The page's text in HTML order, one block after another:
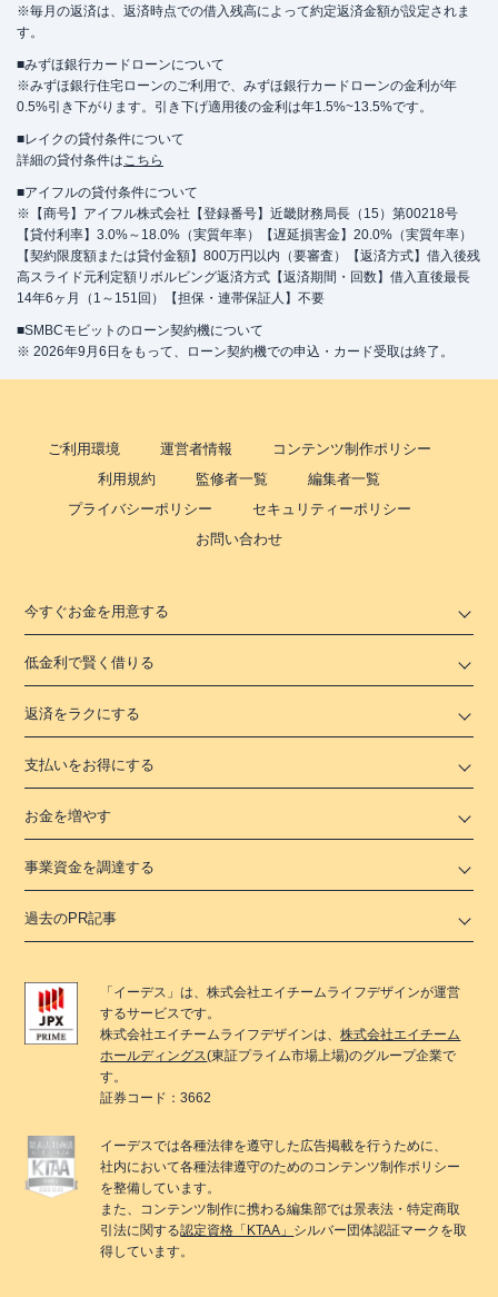
※毎月の返済は、返済時点での借入残高によって約定返済金額が設定されま
す。
■みずほ銀行カードローンについて
※みずほ銀行住宅ローンのご利用で、みずほ銀行カードローンの金利が年
0.5%引き下がります。引き下げ適用後の金利は年1.5%~13.5%です。
■レイクの貸付条件について
詳細の貸付条件はこちら
■アイフルの貸付条件について
※【商号】アイフル株式会社【登録番号】近畿財務局長（15）第00218号
【貸付利率】3.0%～18.0%（実質年率）【遅延損害金】20.0%（実質年率）
【契約限度額または貸付金額】800万円以内（要審査）【返済方式】借入後残
高スライド元利定額リボルビング返済方式【返済期間・回数】借入直後最長
14年6ヶ月（1～151回）【担保・連帯保証人】不要
■SMBCモビットのローン契約機について
※ 2026年9月6日をもって、ローン契約機での申込・カード受取は終了。
ご利用環境 運営者情報
コンテンツ制作ポリシー
利用規約
監修者一覧
編集者一覧
プライバシーポリシー
セキュリティーポリシー
お問い合わせ
今すぐお金を用意する
低金利で賢く借りる
返済をラクにする
支払いをお得にする
お金を増やす
事業資金を調達する
過去のPR記事
「 イーデス 」は、株式会社エイチームライフデザインが運営
するサービスです。
株式会社エイチームライフデザインは、株式会社エイチーム
ホールディングス(東証プライム市場上場)のグループ企業で
す。
証券コード：3662
イーデスでは各種法律を遵守した広告掲載を行うために、
社内において各種法律遵守のためのコンテンツ制作ポリシー
を整備しています。
また、コンテンツ制作に携わる編集部では景表法・特定商取
引法に関する認定資格「KTAA」 シルバー団体認証マークを取
得しています。